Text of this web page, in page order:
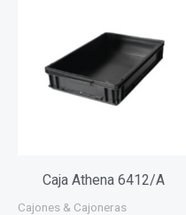
Caja Athena 6412/A
Cajones & Cajoneras